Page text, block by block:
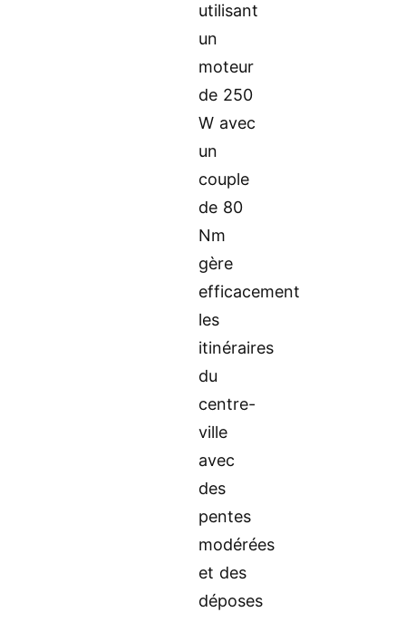
utilisant
un
moteur
de 250
W avec
un
couple
de 80
Nm
gère
efficacement
les
itinéraires
du
centre-
ville
avec
des
pentes
modérées
et des
déposes